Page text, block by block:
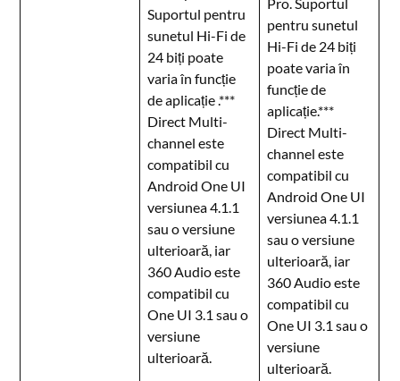
Suportul pentru
sunetul Hi-Fi de
24 biți poate
varia în funcție
de aplicație .***
Direct Multi-
channel este
compatibil cu
Android One UI
versiunea 4.1.1
sau o versiune
ulterioară, iar
360 Audio este
compatibil cu
One UI 3.1 sau o
versiune
ulterioară.
pentru sunetul
Hi-Fi de 24 biți
poate varia în
funcție de
aplicație.***
Direct Multi-
channel este
compatibil cu
Android One UI
versiunea 4.1.1
sau o versiune
ulterioară, iar
360 Audio este
compatibil cu
One UI 3.1 sau o
versiune
ulterioară.